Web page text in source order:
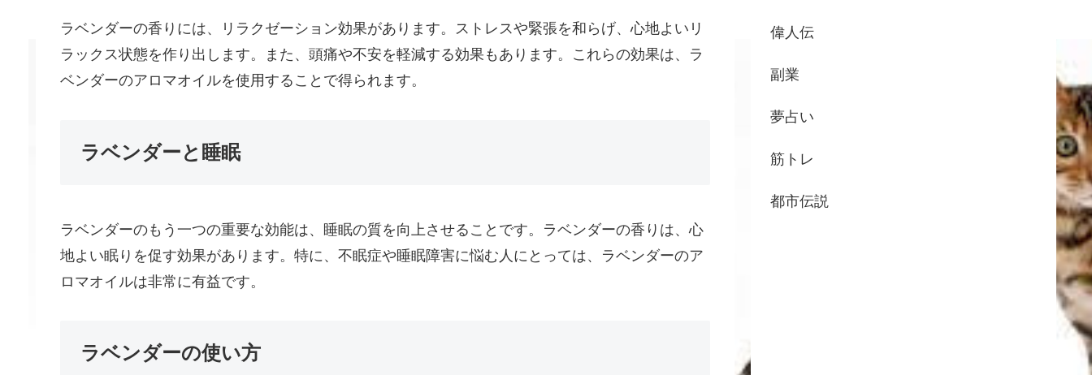
ラベンダーの香りには、リラクゼーション効果があります。ストレスや緊張を和らげ、心地よいリ
ラックス状態を作り出します。また、頭痛や不安を軽減する効果もあります。これらの効果は、ラ
ベンダーのアロマオイルを使用することで得られます。
ラベンダーと睡眠
ラベンダーのもう一つの重要な効能は、睡眠の質を向上させることです。ラベンダーの香りは、心
地よい眠りを促す効果があります。特に、不眠症や睡眠障害に悩む人にとっては、ラベンダーのア
ロマオイルは非常に有益です。
ラベンダーの使い方
偉人伝
副業
夢占い
筋トレ
都市伝説